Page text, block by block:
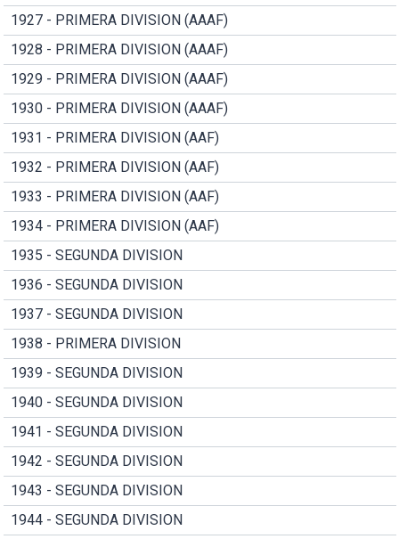
1927 - PRIMERA DIVISION (AAAF)
1928 - PRIMERA DIVISION (AAAF)
1929 - PRIMERA DIVISION (AAAF)
1930 - PRIMERA DIVISION (AAAF)
1931 - PRIMERA DIVISION (AAF)
1932 - PRIMERA DIVISION (AAF)
1933 - PRIMERA DIVISION (AAF)
1934 - PRIMERA DIVISION (AAF)
1935 - SEGUNDA DIVISION
1936 - SEGUNDA DIVISION
1937 - SEGUNDA DIVISION
1938 - PRIMERA DIVISION
1939 - SEGUNDA DIVISION
1940 - SEGUNDA DIVISION
1941 - SEGUNDA DIVISION
1942 - SEGUNDA DIVISION
1943 - SEGUNDA DIVISION
1944 - SEGUNDA DIVISION